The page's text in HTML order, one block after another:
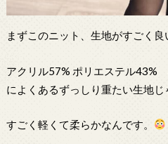
まずこのニット、生地がすごく良
アクリル57% ポリエステル43%
によくあるずっしり重たい生地じ
すごく軽くて柔らかなんです。